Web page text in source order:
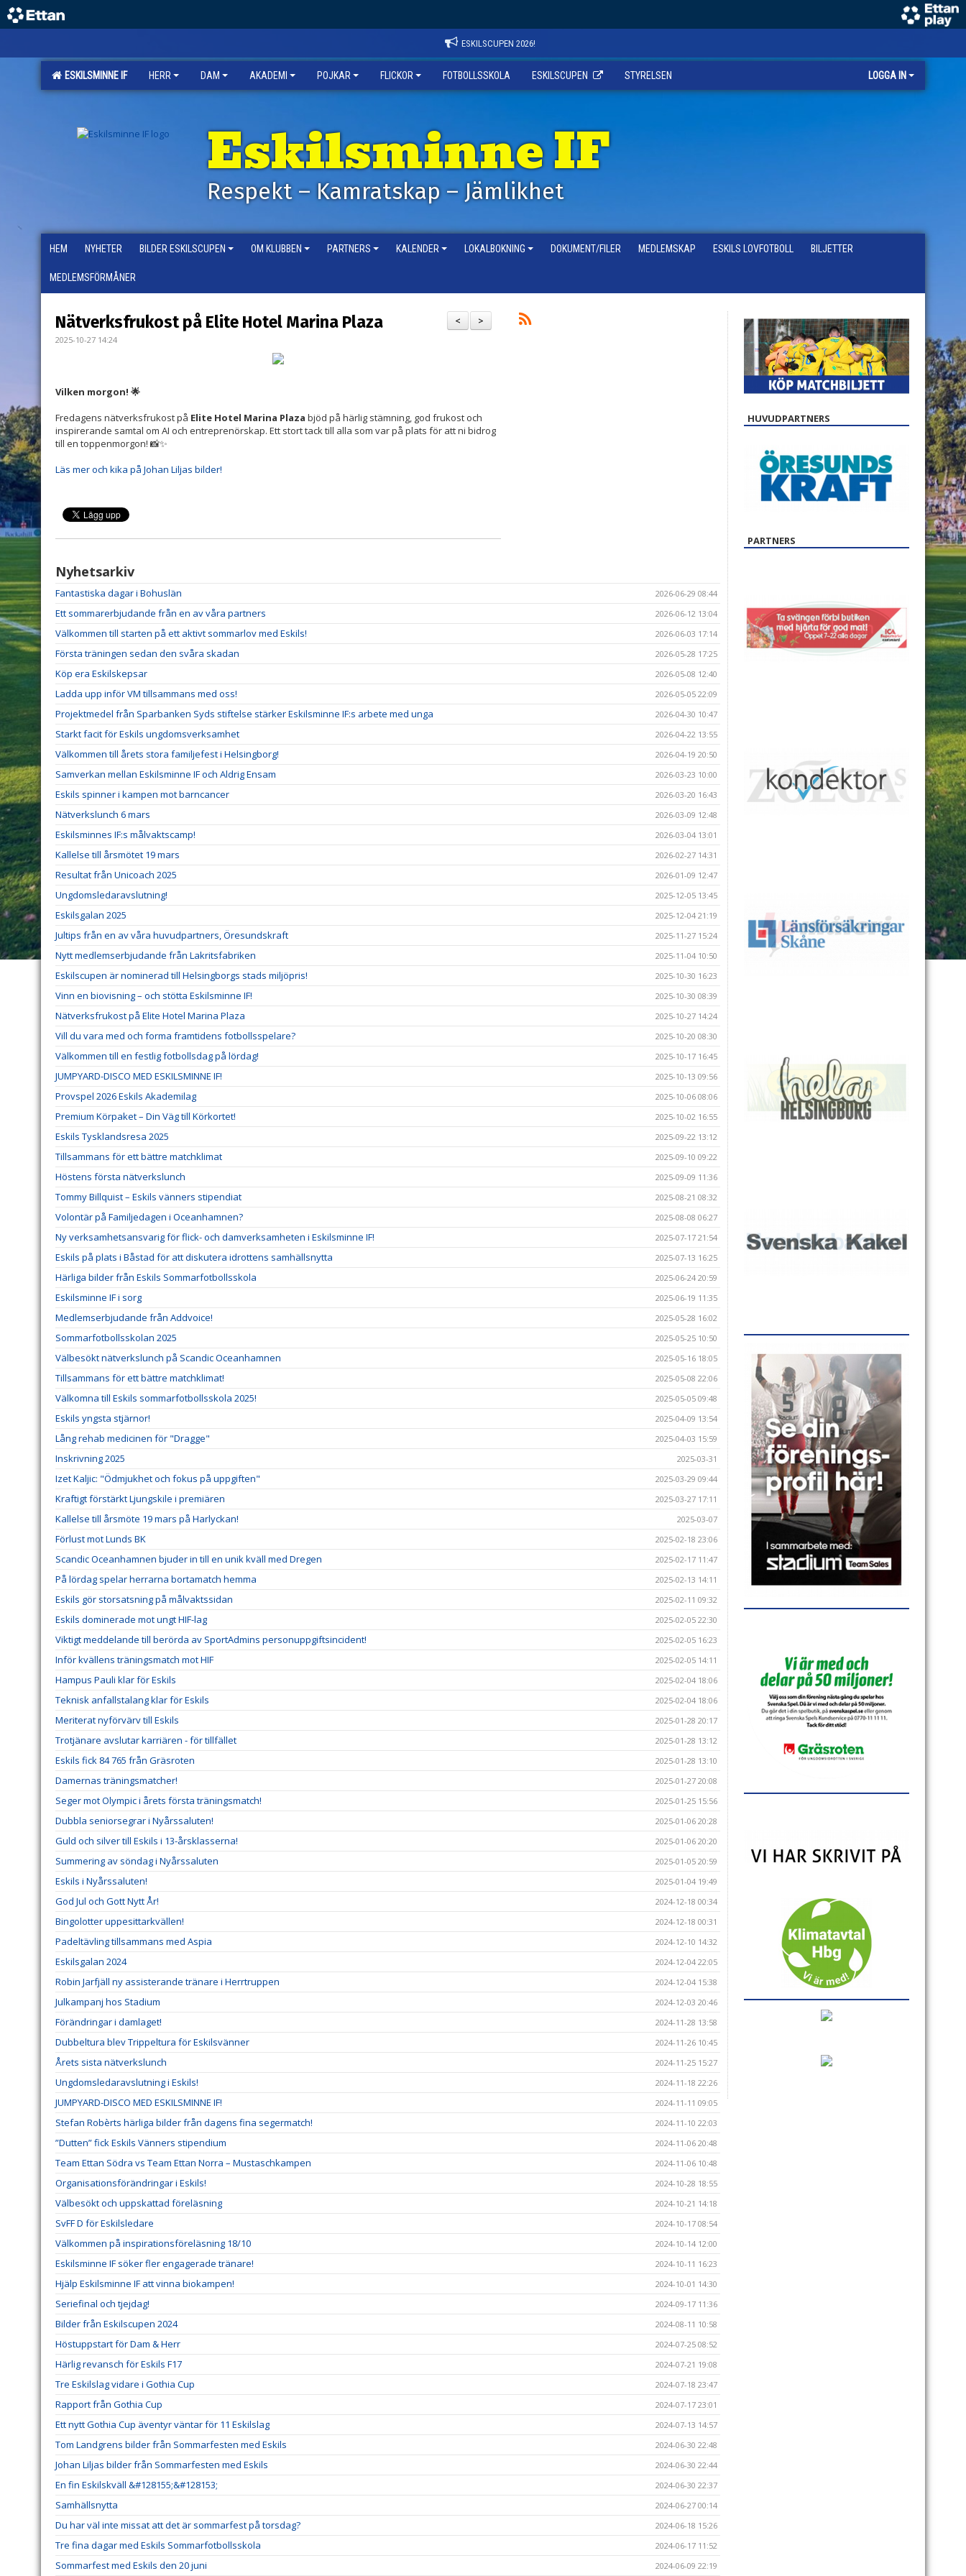
ESKILSCUPEN 2026!
ESKILSMINNE IF HERR DAM AKADEMI POJKAR FLICKOR FOTBOLLSSKOLA ESKILSCUPEN STYRELSEN LOGGA IN
Eskilsminne IF
Respekt – Kamratskap – Jämlikhet
HEM NYHETER BILDER ESKILSCUPEN OM KLUBBEN PARTNERS KALENDER LOKALBOKNING DOKUMENT/FILER MEDLEMSKAP ESKILS LOVFOTBOLL BILJETTER
MEDLEMSFÖRMÅNER
>
<
Nätverksfrukost på Elite Hotel Marina Plaza
2025-10-27 14:24
Vilken morgon! 🌟
Fredagens nätverksfrukost på Elite Hotel Marina Plaza bjöd på härlig stämning, god frukost och
inspirerande samtal om AI och entreprenörskap. Ett stort tack till alla som var på plats för att ni bidrog
till en toppenmorgon! 📸✨
Läs mer och kika på Johan Liljas bilder!
Nyhetsarkiv
Fantastiska dagar i Bohuslän 2026-06-29 08:44
Ett sommarerbjudande från en av våra partners 2026-06-12 13:04
Välkommen till starten på ett aktivt sommarlov med Eskils! 2026-06-03 17:14
Första träningen sedan den svåra skadan 2026-05-28 17:25
Köp era Eskilskepsar 2026-05-08 12:40
Ladda upp inför VM tillsammans med oss! 2026-05-05 22:09
Projektmedel från Sparbanken Syds stiftelse stärker Eskilsminne IF:s arbete med unga 2026-04-30 10:47
Starkt facit för Eskils ungdomsverksamhet 2026-04-22 13:55
Välkommen till årets stora familjefest i Helsingborg! 2026-04-19 20:50
Samverkan mellan Eskilsminne IF och Aldrig Ensam 2026-03-23 10:00
Eskils spinner i kampen mot barncancer 2026-03-20 16:43
Nätverkslunch 6 mars 2026-03-09 12:48
Eskilsminnes IF:s målvaktscamp! 2026-03-04 13:01
Kallelse till årsmötet 19 mars 2026-02-27 14:31
Resultat från Unicoach 2025 2026-01-09 12:47
Ungdomsledaravslutning! 2025-12-05 13:45
Eskilsgalan 2025 2025-12-04 21:19
Jultips från en av våra huvudpartners, Öresundskraft 2025-11-27 15:24
Nytt medlemserbjudande från Lakritsfabriken 2025-11-04 10:50
Eskilscupen är nominerad till Helsingborgs stads miljöpris! 2025-10-30 16:23
Vinn en biovisning – och stötta Eskilsminne IF! 2025-10-30 08:39
Nätverksfrukost på Elite Hotel Marina Plaza 2025-10-27 14:24
Vill du vara med och forma framtidens fotbollsspelare? 2025-10-20 08:30
Välkommen till en festlig fotbollsdag på lördag! 2025-10-17 16:45
JUMPYARD-DISCO MED ESKILSMINNE IF! 2025-10-13 09:56
Provspel 2026 Eskils Akademilag 2025-10-06 08:06
Premium Körpaket – Din Väg till Körkortet! 2025-10-02 16:55
Eskils Tysklandsresa 2025 2025-09-22 13:12
Tillsammans för ett bättre matchklimat 2025-09-10 09:22
Höstens första nätverkslunch 2025-09-09 11:36
Tommy Billquist – Eskils vänners stipendiat 2025-08-21 08:32
Volontär på Familjedagen i Oceanhamnen? 2025-08-08 06:27
Ny verksamhetsansvarig för flick- och damverksamheten i Eskilsminne IF! 2025-07-17 21:54
Eskils på plats i Båstad för att diskutera idrottens samhällsnytta 2025-07-13 16:25
Härliga bilder från Eskils Sommarfotbollsskola 2025-06-24 20:59
Eskilsminne IF i sorg 2025-06-19 11:35
Medlemserbjudande från Addvoice! 2025-05-28 16:02
Sommarfotbollsskolan 2025 2025-05-25 10:50
Välbesökt nätverkslunch på Scandic Oceanhamnen 2025-05-16 18:05
Tillsammans för ett bättre matchklimat! 2025-05-08 22:06
Välkomna till Eskils sommarfotbollsskola 2025! 2025-05-05 09:48
Eskils yngsta stjärnor! 2025-04-09 13:54
Lång rehab medicinen för "Dragge" 2025-04-03 15:59
Inskrivning 2025 2025-03-31
Izet Kaljic: "Ödmjukhet och fokus på uppgiften" 2025-03-29 09:44
Kraftigt förstärkt Ljungskile i premiären 2025-03-27 17:11
Kallelse till årsmöte 19 mars på Harlyckan! 2025-03-07
Förlust mot Lunds BK 2025-02-18 23:06
Scandic Oceanhamnen bjuder in till en unik kväll med Dregen 2025-02-17 11:47
På lördag spelar herrarna bortamatch hemma 2025-02-13 14:11
Eskils gör storsatsning på målvaktssidan 2025-02-11 09:32
Eskils dominerade mot ungt HIF-lag 2025-02-05 22:30
Viktigt meddelande till berörda av SportAdmins personuppgiftsincident! 2025-02-05 16:23
Inför kvällens träningsmatch mot HIF 2025-02-05 14:11
Hampus Pauli klar för Eskils 2025-02-04 18:06
Teknisk anfallstalang klar för Eskils 2025-02-04 18:06
Meriterat nyförvärv till Eskils 2025-01-28 20:17
Trotjänare avslutar karriären - för tillfället 2025-01-28 13:12
Eskils fick 84 765 från Gräsroten 2025-01-28 13:10
Damernas träningsmatcher! 2025-01-27 20:08
Seger mot Olympic i årets första träningsmatch! 2025-01-25 15:56
Dubbla seniorsegrar i Nyårssaluten! 2025-01-06 20:28
Guld och silver till Eskils i 13-årsklasserna! 2025-01-06 20:20
Summering av söndag i Nyårssaluten 2025-01-05 20:59
Eskils i Nyårssaluten! 2025-01-04 19:49
God Jul och Gott Nytt År! 2024-12-18 00:34
Bingolotter uppesittarkvällen! 2024-12-18 00:31
Padeltävling tillsammans med Aspia 2024-12-10 14:32
Eskilsgalan 2024 2024-12-04 22:05
Robin Jarfjäll ny assisterande tränare i Herrtruppen 2024-12-04 15:38
Julkampanj hos Stadium 2024-12-03 20:46
Förändringar i damlaget! 2024-11-28 13:58
Dubbeltura blev Trippeltura för Eskilsvänner 2024-11-26 10:45
Årets sista nätverkslunch 2024-11-25 15:27
Ungdomsledaravslutning i Eskils! 2024-11-18 22:26
JUMPYARD-DISCO MED ESKILSMINNE IF! 2024-11-11 09:05
Stefan Robèrts härliga bilder från dagens fina segermatch! 2024-11-10 22:03
”Dutten” fick Eskils Vänners stipendium 2024-11-06 20:48
Team Ettan Södra vs Team Ettan Norra – Mustaschkampen 2024-11-06 10:48
Organisationsförändringar i Eskils! 2024-10-28 18:55
Välbesökt och uppskattad föreläsning 2024-10-21 14:18
SvFF D för Eskilsledare 2024-10-17 08:54
Välkommen på inspirationsföreläsning 18/10 2024-10-14 12:00
Eskilsminne IF söker fler engagerade tränare! 2024-10-11 16:23
Hjälp Eskilsminne IF att vinna biokampen! 2024-10-01 14:30
Seriefinal och tjejdag! 2024-09-17 11:36
Bilder från Eskilscupen 2024 2024-08-11 10:58
Höstuppstart för Dam & Herr 2024-07-25 08:52
Härlig revansch för Eskils F17 2024-07-21 19:08
Tre Eskilslag vidare i Gothia Cup 2024-07-18 23:47
Rapport från Gothia Cup 2024-07-17 23:01
Ett nytt Gothia Cup äventyr väntar för 11 Eskilslag 2024-07-13 14:57
Tom Landgrens bilder från Sommarfesten med Eskils 2024-06-30 22:48
Johan Liljas bilder från Sommarfesten med Eskils 2024-06-30 22:44
En fin Eskilskväll &#128155;&#128153; 2024-06-30 22:37
Samhällsnytta 2024-06-27 00:14
Du har väl inte missat att det är sommarfest på torsdag? 2024-06-18 15:26
Tre fina dagar med Eskils Sommarfotbollsskola 2024-06-17 11:52
Sommarfest med Eskils den 20 juni 2024-06-09 22:19
HUVUDPARTNERS
PARTNERS